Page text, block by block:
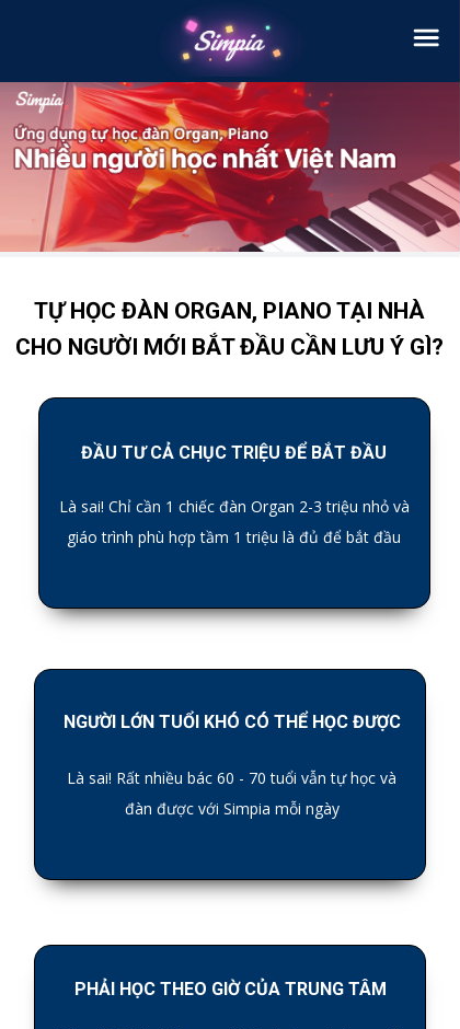
TỰ HỌC ĐÀN ORGAN, PIANO TẠI NHÀ
CHO NGƯỜI MỚI BẮT ĐẦU CẦN LƯU Ý GÌ?
NGƯỜI LỚN TUỔI KHÓ CÓ THỂ HỌC ĐƯỢC
Là sai! Rất nhiều bác 60 - 70 tuổi vẫn tự học và
đàn được với Simpia mỗi ngày
ĐẦU TƯ CẢ CHỤC TRIỆU ĐỂ BẮT ĐẦU
Là sai! Chỉ cần 1 chiếc đàn Organ 2-3 triệu nhỏ và
giáo trình phù hợp tầm 1 triệu là đủ để bắt đầu
PHẢI HỌC THEO GIỜ CỦA TRUNG TÂM